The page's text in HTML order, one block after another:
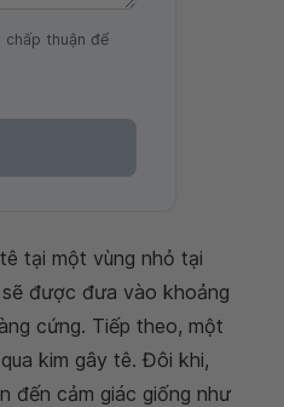
chấp thuận để
tại một vùng nhỏ tại
được đưa vào khoảng
cứng. Tiếp theo, một
kim gây tê. Đôi khi,
đến cảm giác giống như